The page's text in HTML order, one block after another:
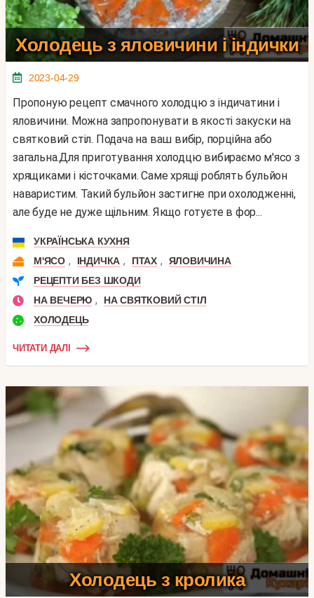
Холодець з яловичини і індички
2023-04-29
Пропоную рецепт смачного холодцю з індичатини і
яловичини. Можна запропонувати в якості закуски на
святковий стіл. Подача на ваш вибір, порційна або
загальна.Для приготування холодцю вибираємо м'ясо з
хрящиками і кісточками. Саме хрящі роблять бульйон
наваристим. Такий бульйон застигне при охолодженні,
але буде не дуже щільним. Якщо готуєте в фор...
УКРАЇНСЬКА КУХНЯ
М'ЯСО , ІНДИЧКА , ПТАХ ,
ЯЛОВИЧИНА
РЕЦЕПТИ БЕЗ ШКОДИ
НА ВЕЧЕРЮ ,
НА СВЯТКОВИЙ СТІЛ
ХОЛОДЕЦЬ
ЧИТАТИ ДАЛІ
Холодець з кролика